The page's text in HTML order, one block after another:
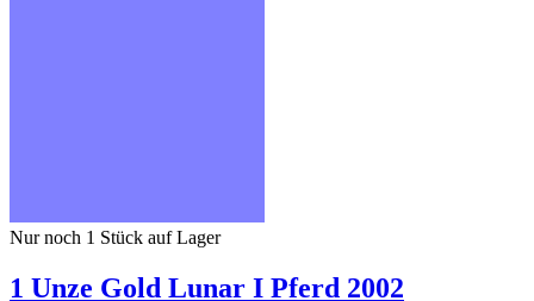
Nur noch 1 Stück auf Lager
1 Unze Gold Lunar I Pferd 2002